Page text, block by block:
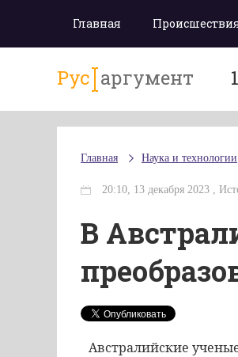
Главная
Рус аргумент
Главная Наука и технологии
20:10, 13 декабря 2023 ,
В
Австралийские